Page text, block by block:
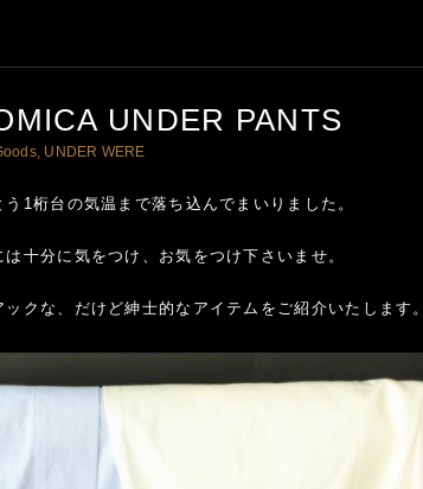
UNDER PANTS
, UNDER WERE
1桁台の気温まで落ち込んでまいりました。
十分に気をつけ、お気をつけ下さいませ。
クな、だけど紳士的なアイテムをご紹介いたします。